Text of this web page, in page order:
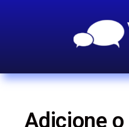
Adicione